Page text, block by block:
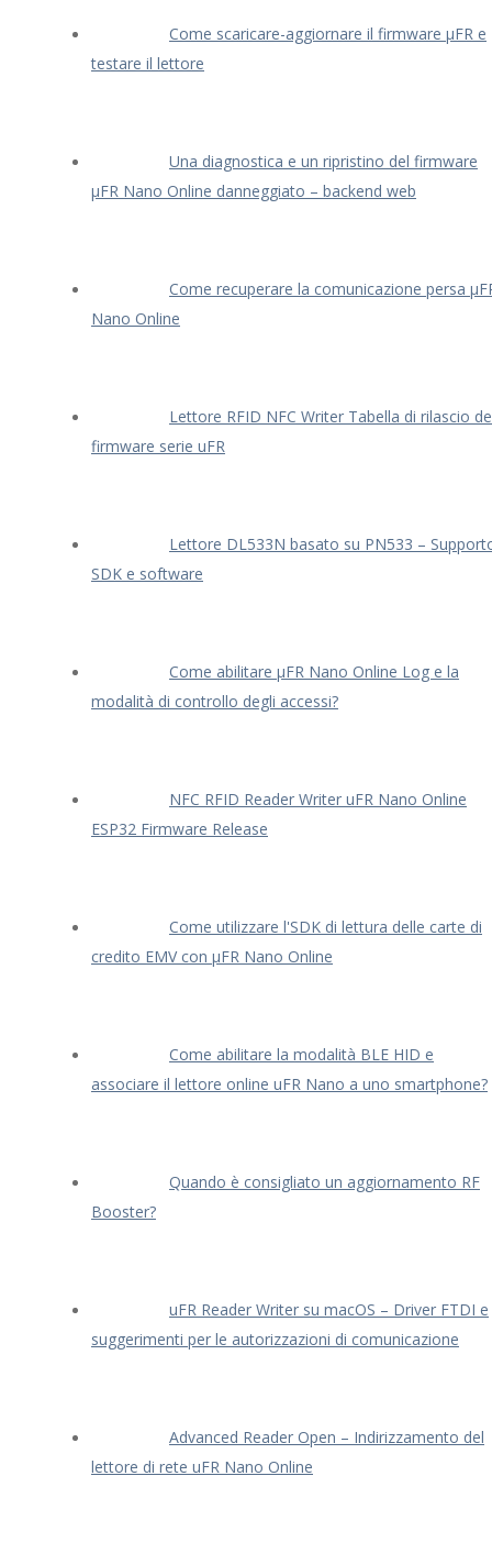
Come scaricare-aggiornare il firmware μFR e
testare il lettore
Una diagnostica e un ripristino del firmware
μFR Nano Online danneggiato – backend web
Come recuperare la comunicazione persa
Nano Online
Lettore RFID NFC Writer Tabella di rilascio
firmware serie uFR
Lettore DL533N basato su PN533 –
SDK e software
Come abilitare μFR Nano Online Log e la
modalità di controllo degli accessi?
NFC RFID Reader Writer uFR Nano Online
ESP32 Firmware Release
Come utilizzare l'SDK di lettura delle carte di
credito EMV con μFR Nano Online
Come abilitare la modalità BLE HID e
associare il lettore online uFR Nano a uno smartphone?
Quando è consigliato un aggiornamento RF
Booster?
uFR Reader Writer su macOS – Driver FTDI e
suggerimenti per le autorizzazioni di comunicazione
Advanced Reader Open – Indirizzamento del
lettore di rete uFR Nano Online